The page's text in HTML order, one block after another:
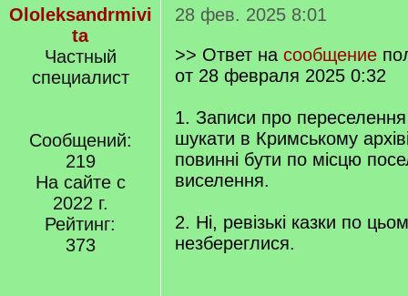
Ololeksandrmivi
ta
Частный
специалист
Сообщений:
219
На сайте с
2022 г.
Рейтинг:
373
28 фев. 2025 8:01
>> Ответ на сообщение
от 28 февраля 2025 0:32
1. Записи про
шукати в Кримському
повинні бути по місцю
виселення.
2. Ні, ревізькі казки по
незбереглися.